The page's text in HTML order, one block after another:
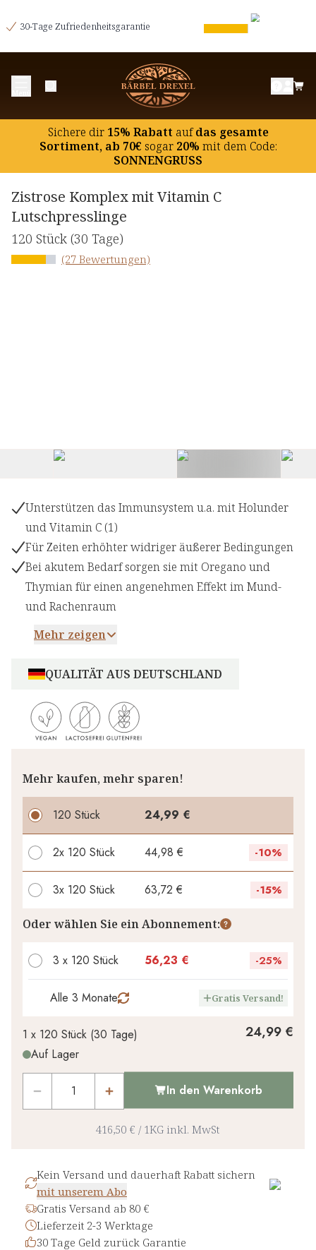
30-Tage Zufriedenheitsgarantie
Sichere dir15% Rabatt aufdas gesamte
Sortiment, ab 70€ sogar20% mit dem Code:
SONNENGRUSS
Zistrose Komplex mit Vitamin C
Lutschpresslinge
120 Stück (30 Tage)
(27 Bewertungen)
Unterstützen das Immunsystem u.a. mit Holunder
und Vitamin C (1)
Für Zeiten erhöhter widriger äußerer Bedingungen
Bei akutem Bedarf sorgen sie mit Oregano und
Thymian für einen angenehmen Effekt im Mund-
und Rachenraum
Mehr zeigen
QUALITÄT AUS DEUTSCHLAND
Mehr kaufen, mehr sparen!
120 Stück 24,99 €
2x 120 Stück 44,98 € -10%
3x 120 Stück 63,72 € -15%
Ihr persönlicher Rabatt
1 0,00 €
Oder wählen Sie ein Abonnement:
3 x 120 Stück 56,23 € -25%
Alle 3 Monate Gratis Versand!
1 x 120 Stück (30 Tage)
Auf Lager
24,99 €
In den Warenkorb
416,50 € / 1KG inkl. MwSt
Kein Versand und dauerhaft Rabatt sichern
mit unserem Abo
Gratis Versand ab 80 €
Lieferzeit 2-3 Werktage
30 Tage Geld zurück Garantie